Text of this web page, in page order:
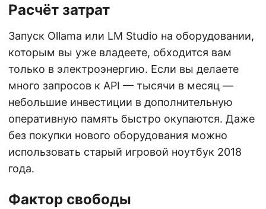
Расчёт затрат
Запуск Ollama или LM Studio на оборудовании,
которым вы уже владеете, обходится вам
только в электроэнергию. Если вы делаете
много запросов к API — тысячи в месяц —
небольшие инвестиции в дополнительную
оперативную память быстро окупаются. Даже
без покупки нового оборудования можно
использовать старый игровой ноутбук 2018
года.
Фактор свободы